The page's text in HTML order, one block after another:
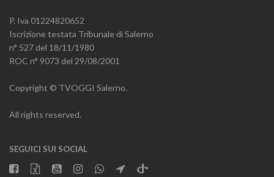
P. Iva 01224820652
Iscrizione testata Tribunale di Salerno
n° 527 del 18/11/1980
ROC n° 9073 del 29/08/2001
Copyright © TVOGGI Salerno.
All rights reserved.
SEGUICI SUI SOCIAL